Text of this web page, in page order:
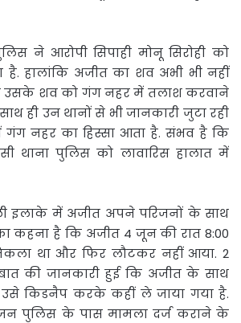
ने आरोपी सिपाही मोनू सिरोही को
है. हालांकि अजीत का शव अभी भी नहीं
उसके शव को गंग नहर में तलाश करवाने
ही उन थानों से भी जानकारी जुटा रही
नहर का हिस्सा आता है. संभव है कि
थाना पुलिस को लावारिस हालात में
इलाके में अजीत अपने परिजनों के साथ
कहना है कि अजीत 4 जून की रात 8:00
था और फिर लौटकर नहीं आया. 2
की जानकारी हुई कि अजीत के साथ
उसे किडनैप करके कहीं ले जाया गया है.
पुलिस के पास मामला दर्ज कराने के